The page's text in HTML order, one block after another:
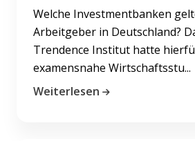
Welche Investmentbanken
Arbeitgeber in Deutschland?
Trendence Institut hatte
examensnahe Wirtschaftsstu...
Weiterlesen